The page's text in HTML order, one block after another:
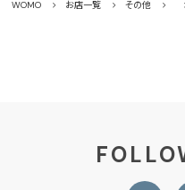
WOMO お店一覧 その他